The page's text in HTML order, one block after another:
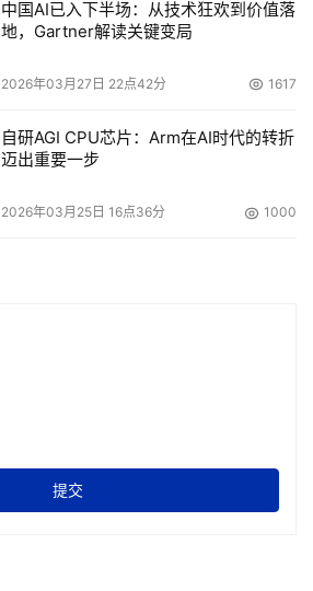
中国AI已入下半场：从技术狂欢到价值落
地，Gartner解读关键变局
2026年03月27日 22点42分 1617
自研AGI CPU芯片：Arm在AI时代的转折
迈出重要一步
2026年03月25日 16点36分 1000
提交